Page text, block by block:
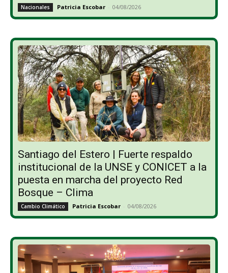
Nacionales Patricia Escobar - 04/08/2026
Santiago del Estero | Fuerte respaldo
institucional de la UNSE y CONICET a la
puesta en marcha del proyecto Red
Bosque – Clima
Cambio Climático Patricia Escobar - 04/08/2026